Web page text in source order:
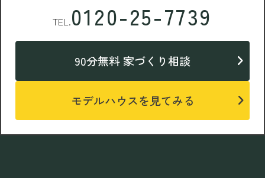
TEL.0120-25-7739
90分無料 家づくり相談
モデルハウスを見てみる